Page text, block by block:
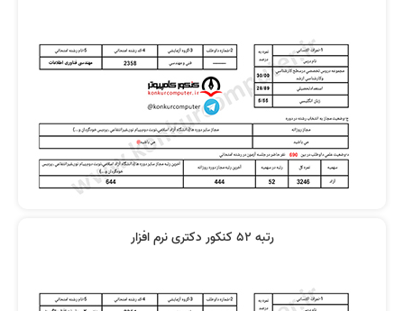
رتبه 52 کنکور دکتری نرم افزار